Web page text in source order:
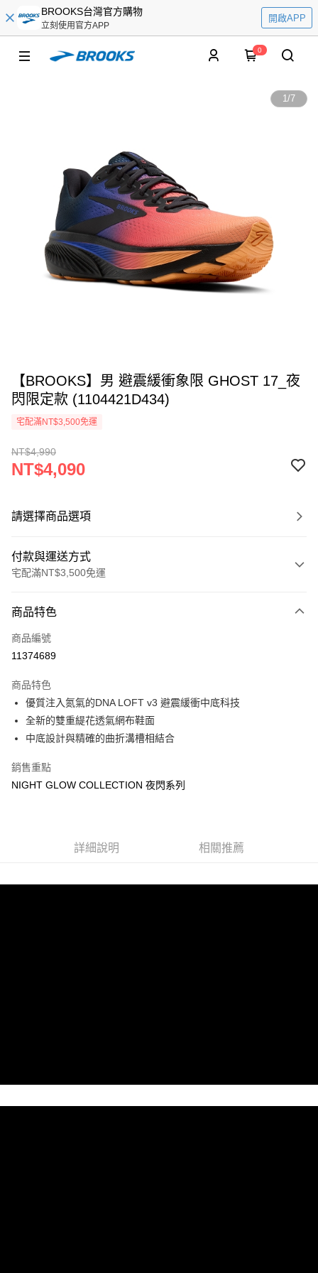
BROOKS台灣官方購物
立刻使用官方APP
開啟APP
0
1/7
【BROOKS】男 避震緩衝象限 GHOST 17_夜
閃限定款 (1104421D434)
宅配滿NT$3,500免運
NT$4,990
NT$4,090
請選擇商品選項
付款與運送方式
宅配滿NT$3,500免運
信用卡一次付款
ATM付款
運送方式
宅配
每筆NT$100，滿NT$3,500(含以上)免運費
商品特色
商品編號
11374689
商品特色
優質注入氮氣的DNA LOFT v3 避震緩衝中底科技
全新的雙重緹花透氣網布鞋面
中底設計與精確的曲折溝槽相結合
銷售重點
NIGHT GLOW COLLECTION 夜閃系列
詳細說明 相關推薦